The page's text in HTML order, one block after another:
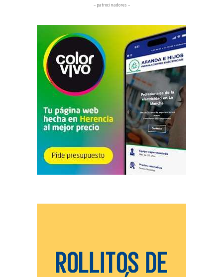
– patrocinadores –